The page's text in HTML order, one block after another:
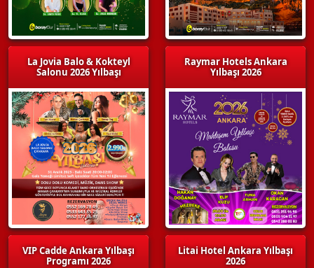
La Jovia Balo & Kokteyl
Salonu 2026 Yılbaşı
VIP Cadde Ankara Yılbaşı
Programı 2026
Raymar Hotels Ankara
Yılbaşı 2026
Litai Hotel Ankara Yılbaşı
2026